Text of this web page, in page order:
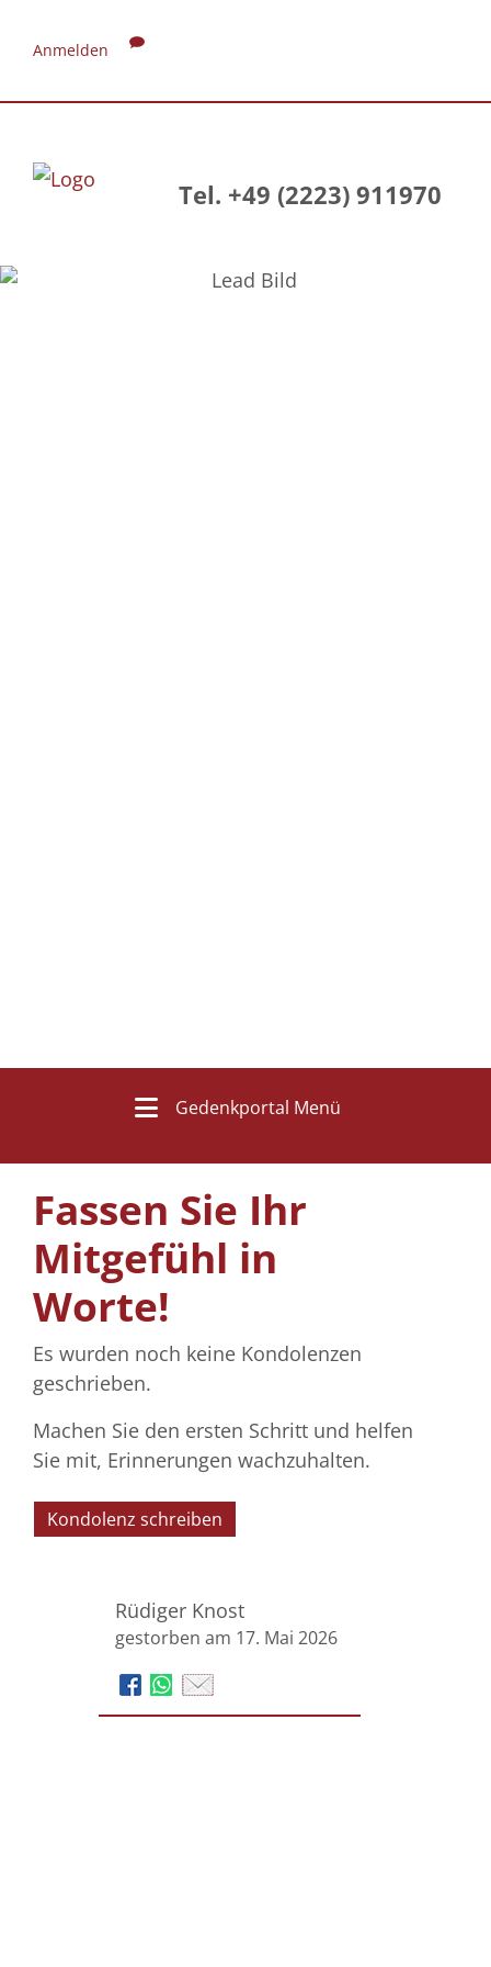
Anmelden
Tel. +49 (2223) 911970
Gedenkportal Menü
Fassen Sie Ihr
Mitgefühl in
Worte!
Es wurden noch keine Kondolenzen
geschrieben.
Machen Sie den ersten Schritt und helfen
Sie mit, Erinnerungen wachzuhalten.
Kondolenz schreiben
Rüdiger Knost
gestorben am 17. Mai 2026